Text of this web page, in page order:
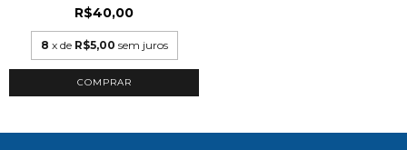
R$40,00
8 x de R$5,00 sem juros